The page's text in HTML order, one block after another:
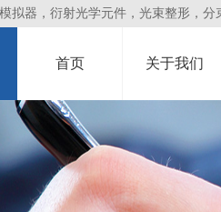
拟器，衍射光学元件，光束整形，
首页 关于我们